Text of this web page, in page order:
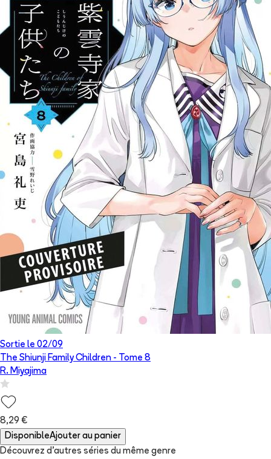
Sortie le 02/09
The Shiunji Family Children - Tome 8
R. Miyajima
8,29 €
DisponibleAjouter au panier
Découvrez d'autres séries du même genre